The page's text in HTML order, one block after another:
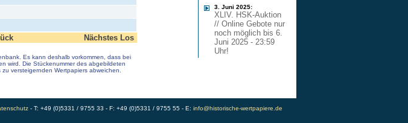
Nächstes Los
Es kann deshalb vorkommen, dass bei
wird. Die Stückenummer des abgebildeten
versteigernden Wertpapiers abweichen.
3. Juni 2025:
XLIV. HSK-Auktion
// Online Gebote nur
noch möglich bis 6.
Juni 2025 - 23:59
Uhr!
- T: +49 (0)5331 / 9755 33 - F: +49 (0)5331 / 9755 55 - E: info@historische-wertpapiere.de